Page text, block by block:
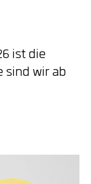
ist die
sind wir ab